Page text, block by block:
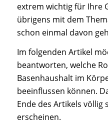
extrem wichtig für Ihre
übrigens mit dem
schon einmal davon
Im folgenden Artikel
beantworten, welche
Basenhaushalt im
beeinflussen können.
Ende des Artikels völlig
erscheinen.